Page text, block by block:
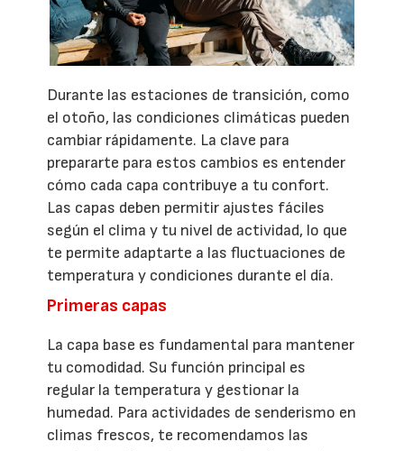
Durante las estaciones de transición, como
el otoño, las condiciones climáticas pueden
cambiar rápidamente. La clave para
prepararte para estos cambios es entender
cómo cada capa contribuye a tu confort.
Las capas deben permitir ajustes fáciles
según el clima y tu nivel de actividad, lo que
te permite adaptarte a las fluctuaciones de
temperatura y condiciones durante el día.
Primeras capas
La capa base es fundamental para mantener
tu comodidad. Su función principal es
regular la temperatura y gestionar la
humedad. Para actividades de senderismo en
climas frescos, te recomendamos las